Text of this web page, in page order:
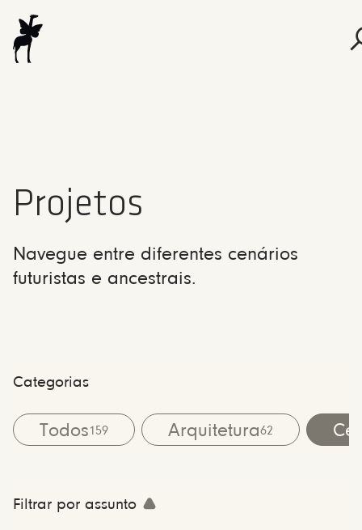
Projetos
Navegue entre diferentes cenários
futuristas e ancestrais.
Categorias
Todos159 Arquitetura62
Filtrar por assunto